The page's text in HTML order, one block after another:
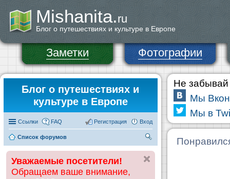
Mishanita.ru
Блог о путешествиях и культуре в Европе
Заметки Фотографии
Блог о путешествиях и
культуре в Европе
Ссылки FAQ Вход
Регистрация
Список форумов
ск
Уважаемые посетители!
Обращаем ваше внимание,
Не забывай
Мы
Мы в